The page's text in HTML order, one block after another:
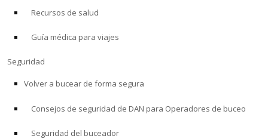
Tienda
Alert Diver
PROGRAMAS PROFESIONALES
Recursos de salud
Guía médica para viajes
Seguridad
Volver a bucear de forma segura
Consejos de seguridad de DAN para Operadores de buceo
Seguridad del buceador